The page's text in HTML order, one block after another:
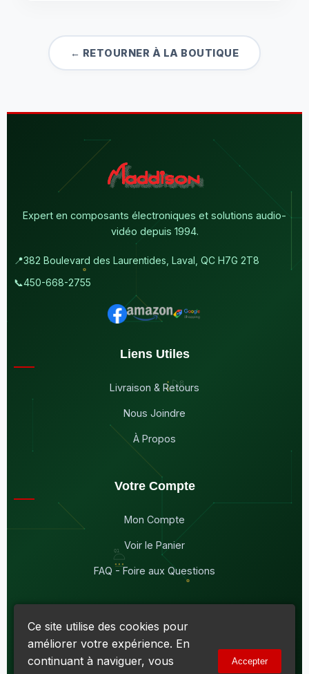
← RETOURNER À LA BOUTIQUE
Expert en composants électroniques et solutions audio-
vidéo depuis 1994.
📍382 Boulevard des Laurentides, Laval, QC H7G 2T8
📞450-668-2755
Liens Utiles
Livraison & Retours
Nous Joindre
À Propos
Votre Compte
Mon Compte
Voir le Panier
FAQ - Foire aux Questions
© 2026Maddison Électronique Inc.
Politique de confidentialité & Cookies| Conditions d'utilisation
Ce site utilise des cookies pour
améliorer votre expérience. En
continuant à naviguer, vous
Accepter